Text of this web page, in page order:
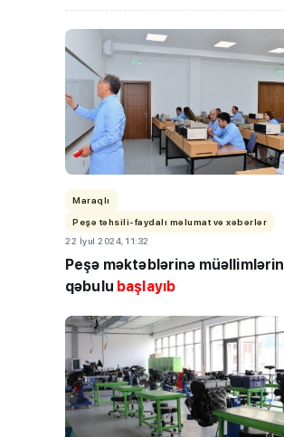
Maraqlı
Peşə təhsili-faydalı məlumat və xəbərlər
22 İyul 2024, 11:32
Peşə məktəblərinə müəllimlərin
qəbulu başlayıb